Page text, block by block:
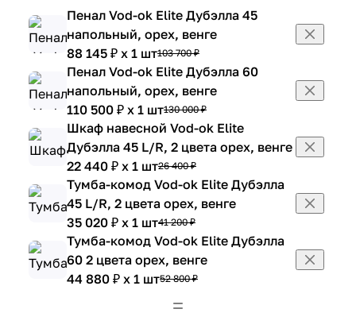
Пенал Vod-ok Elite Дубэлла 45
напольный, орех, венге
88 145 ₽ x 1 шт103 700 ₽
Пенал Vod-ok Elite Дубэлла 60
напольный, орех, венге
110 500 ₽ x 1 шт130 000 ₽
Шкаф навесной Vod-ok Elite
Дубэлла 45 L/R, 2 цвета орех, венге
22 440 ₽ x 1 шт26 400 ₽
Тумба-комод Vod-ok Elite Дубэлла
45 L/R, 2 цвета орех, венге
35 020 ₽ x 1 шт41 200 ₽
Тумба-комод Vod-ok Elite Дубэлла
60 2 цвета орех, венге
44 880 ₽ x 1 шт52 800 ₽